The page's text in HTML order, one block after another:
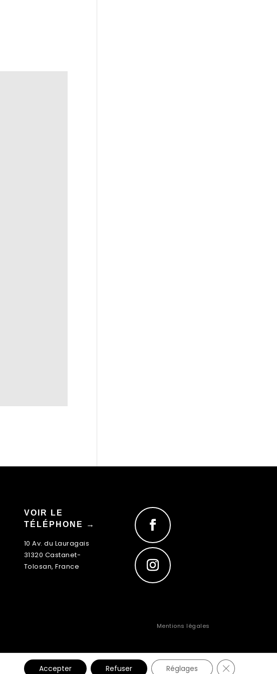
VOIR LE
TÉLÉPHONE →
10 Av. du Lauragais
31320 Castanet-
Tolosan, France
Mentions légales
Accepter Refuser Réglages Fermer la